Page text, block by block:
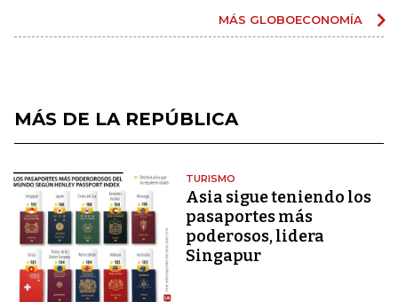
MÁS GLOBOECONOMÍA
MÁS DE LA REPÚBLICA
TURISMO
Asia sigue teniendo los
pasaportes más
poderosos, lidera
Singapur